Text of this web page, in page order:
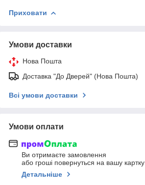
Приховати
Умови доставки
Нова Пошта
Доставка "До Дверей" (Нова Пошта)
Всі умови доставки
Умови оплати
Ви отримаєте замовлення
або гроші повернуться на вашу картку
Детальніше